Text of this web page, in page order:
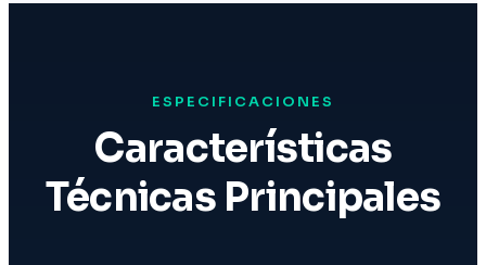
ESPECIFICACIONES
Características
Técnicas Principales